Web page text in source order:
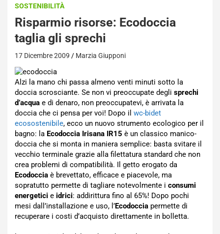
SOSTENIBILITÀ
Risparmio risorse: Ecodoccia
taglia gli sprechi
17 Dicembre 2009 Marzia Giupponi
Alzi la mano chi passa almeno venti minuti sotto la
doccia scrosciante. Se non vi preoccupate degli sprechi
d’acqua e di denaro, non preoccupatevi, è arrivata la
doccia che ci pensa per voi! Dopo il wc-bidet
ecosostenibile, ecco un nuovo strumento ecologico per il
bagno: la Ecodoccia Irisana IR15 è un classico manico-
doccia che si monta in maniera semplice: basta svitare il
vecchio terminale grazie alla filettatura standard che non
crea problemi di compatibilità. Il getto erogato da
Ecodoccia è brevettato, efficace e piacevole, ma
sopratutto permette di tagliare notevolmente i consumi
energetici e idrici: addirittura fino al 65%! Dopo pochi
mesi dall’installazione e uso, l’Ecodoccia permette di
recuperare i costi d’acquisto direttamente in bolletta.